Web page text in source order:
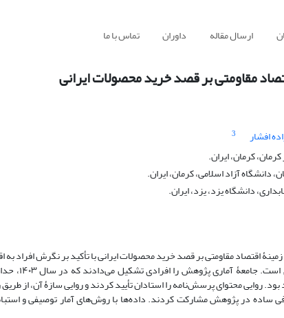
ارسال مقاله داوران تماس با ما
مقاومتی بر قصد خرید محصولات ایرانی
افشار
3
کرمان، ایران.
آزاد اسلامی، کرمان، ایران.
دانشگاه یزد، یزد، ایران.
اقتصاد مقاومتی بر قصد خرید محصولات ایرانی با تأکید بر نگرش افراد به
روش: این تحقیق از
روایی محتوای پرسش‌نامه را استادان تأیید کردند و روایی سازۀ آن، از طریق
شد. درمجموع ۳۸۶ نفر به‌صورت تصادفی ساده در پژوهش مشارکت کردند. داده‌ها با روش‌های آمار